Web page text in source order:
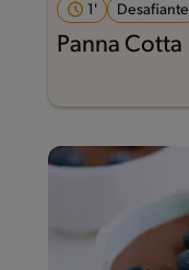
1' Desafiante
Panna Cotta